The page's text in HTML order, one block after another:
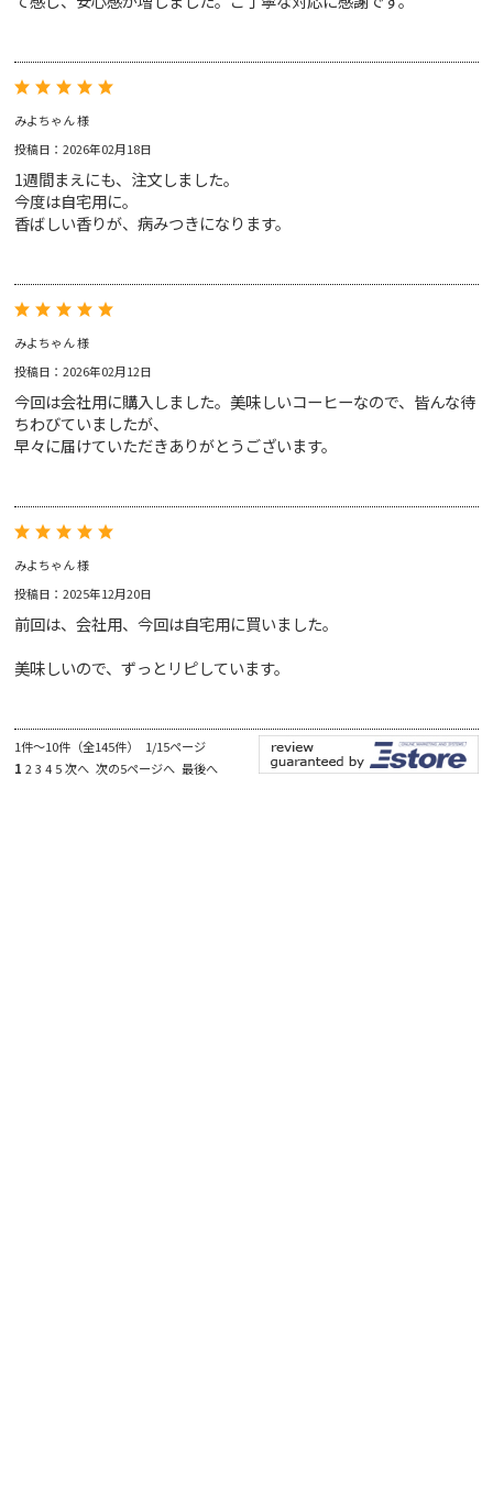
みよちゃん 様
投稿日：2026年02月18日
1週間まえにも、注文しました。
今度は自宅用に。
香ばしい香りが、病みつきになります。
みよちゃん 様
投稿日：2026年02月12日
今回は会社用に購入しました。美味しいコーヒーなので、皆んな待
ちわびていましたが、
早々に届けていただきありがとうございます。
みよちゃん 様
投稿日：2025年12月20日
前回は、会社用、今回は自宅用に買いました。
美味しいので、ずっとリピしています。
1件～10件（全145件） 1/15ページ
1 2 3 4 5 次へ 次の5ページへ 最後へ